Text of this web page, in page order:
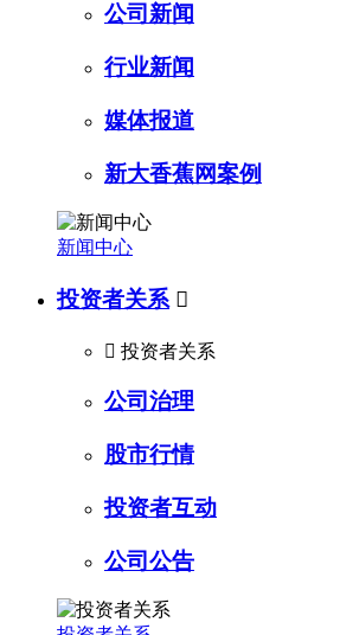
公司新闻
行业新闻
媒体报道
新大香蕉网案例
新闻中心
投资者关系 
 投资者关系
公司治理
股市行情
投资者互动
公司公告